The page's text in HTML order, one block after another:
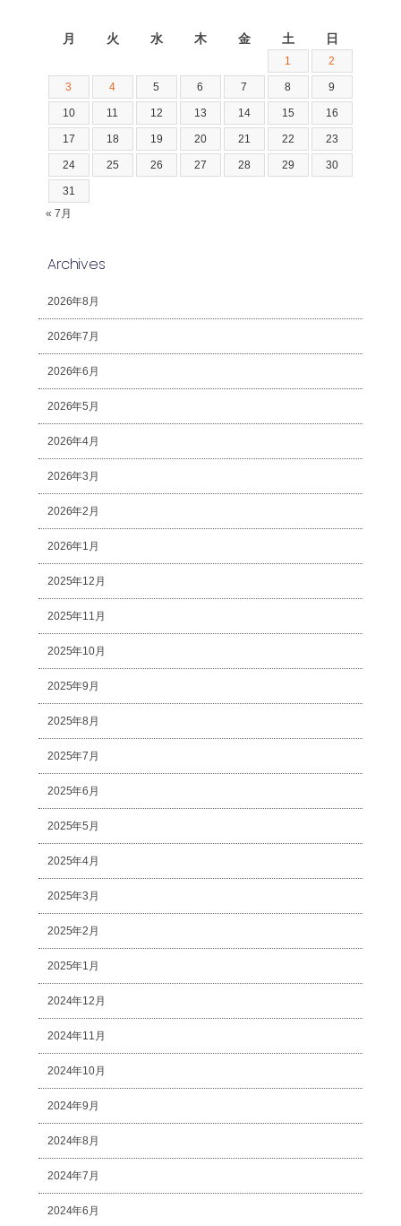
月 火 水 木 金 土 日
1 2
3 4 5 6 7 8 9
10 11 12 13 14 15 16
17 18 19 20 21 22 23
24 25 26 27 28 29 30
31
« 7月
Archives
2026年8月
2026年7月
2026年6月
2026年5月
2026年4月
2026年3月
2026年2月
2026年1月
2025年12月
2025年11月
2025年10月
2025年9月
2025年8月
2025年7月
2025年6月
2025年5月
2025年4月
2025年3月
2025年2月
2025年1月
2024年12月
2024年11月
2024年10月
2024年9月
2024年8月
2024年7月
2024年6月